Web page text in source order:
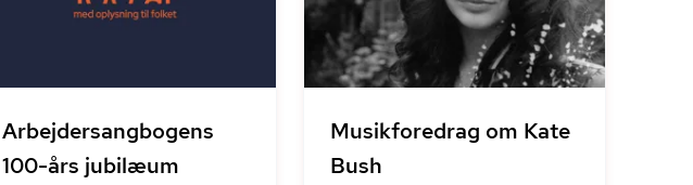
Arbejdersangbogens
100-års jubilæum
Musikforedrag om Kate
Bush